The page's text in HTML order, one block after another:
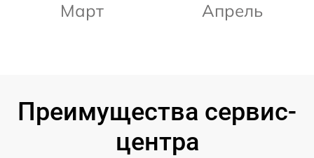
Март Апрель
Преимущества сервис-
центра